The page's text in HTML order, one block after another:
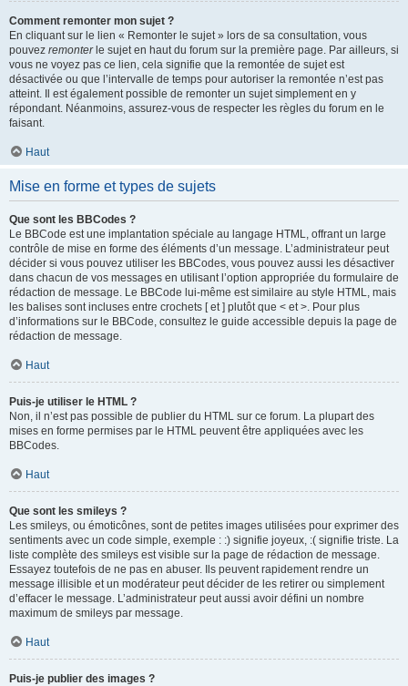
Comment remonter mon sujet ?
En cliquant sur le lien « Remonter le sujet » lors de sa consultation, vous
pouvez remonterle sujet en haut du forum sur la première page. Par ailleurs, si
vous ne voyez pas ce lien, cela signifie que la remontée de sujet est
désactivée ou que l’intervalle de temps pour autoriser la remontée n’est pas
atteint. Il est également possible de remonter un sujet simplement en y
répondant. Néanmoins, assurez-vous de respecter les règles du forum en le
faisant.
Haut
Mise en forme et types de sujets
Que sont les BBCodes ?
Le BBCode est une implantation spéciale au langage HTML, offrant un large
contrôle de mise en forme des éléments d’un message. L’administrateur peut
décider si vous pouvez utiliser les BBCodes, vous pouvez aussi les désactiver
dans chacun de vos messages en utilisant l’option appropriée du formulaire de
rédaction de message. Le BBCode lui-même est similaire au style HTML, mais
les balises sont incluses entre crochets [ et ] plutôt que < et >. Pour plus
d’informations sur le BBCode, consultez le guide accessible depuis la page de
rédaction de message.
Haut
Puis-je utiliser le HTML ?
Non, il n’est pas possible de publier du HTML sur ce forum. La plupart des
mises en forme permises par le HTML peuvent être appliquées avec les
BBCodes.
Haut
Que sont les smileys ?
Les smileys, ou émoticônes, sont de petites images utilisées pour exprimer des
sentiments avec un code simple, exemple : :) signifie joyeux, :( signifie triste. La
liste complète des smileys est visible sur la page de rédaction de message.
Essayez toutefois de ne pas en abuser. Ils peuvent rapidement rendre un
message illisible et un modérateur peut décider de les retirer ou simplement
d’effacer le message. L’administrateur peut aussi avoir défini un nombre
maximum de smileys par message.
Haut
Puis-je publier des images ?